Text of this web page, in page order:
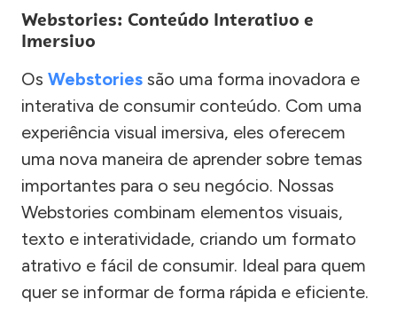
Webstories: Conteúdo Interativo e
Imersivo
Os Webstories são uma forma inovadora e
interativa de consumir conteúdo. Com uma
experiência visual imersiva, eles oferecem
uma nova maneira de aprender sobre temas
importantes para o seu negócio. Nossas
Webstories combinam elementos visuais,
texto e interatividade, criando um formato
atrativo e fácil de consumir. Ideal para quem
quer se informar de forma rápida e eficiente.